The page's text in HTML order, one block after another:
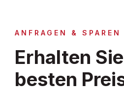
ANFRAGEN & SPAREN
Erhalten
besten